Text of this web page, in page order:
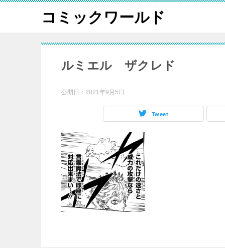
コミックワールド
ルミエル ザクレド
公開日： 2021年9月5日
Tweet